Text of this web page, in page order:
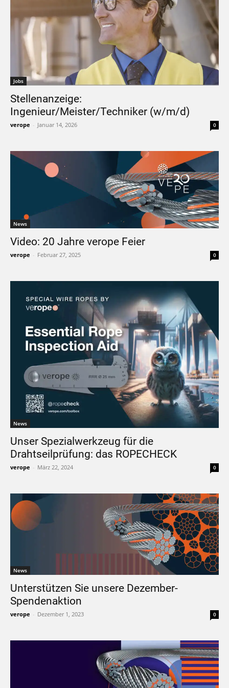
Jobs
Stellenanzeige:
Ingenieur/Meister/Techniker (w/m/d)
verope - Januar 14, 2026 0
News
Video: 20 Jahre verope Feier
verope - Februar 27, 2025 0
News
Unser Spezialwerkzeug für die
Drahtseilprüfung: das ROPECHECK
verope - März 22, 2024 0
News
Unterstützen Sie unsere Dezember-
Spendenaktion
verope - Dezember 1, 2023 0